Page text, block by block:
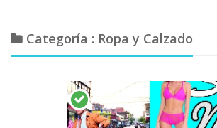
Categoría : Ropa y Calzado